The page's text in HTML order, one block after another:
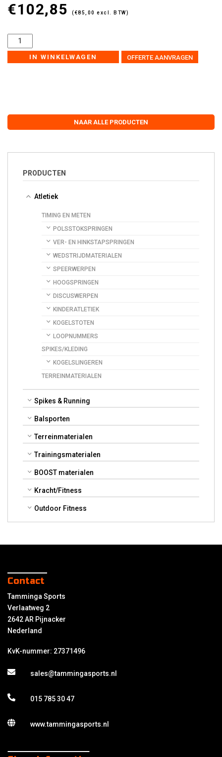
NAAR ALLE PRODUCTEN
PRODUCTEN
Atletiek
TIMING EN METEN
POLSSTOKSPRINGEN
VER- EN HINKSTAPSPRINGEN
WEDSTRIJDMATERIALEN
SPEERWERPEN
HOOGSPRINGEN
DISCUSWERPEN
KINDERATLETIEK
KOGELSTOTEN
LOOPNUMMERS
SPIKES/KLEDING
KOGELSLINGEREN
TERREINMATERIALEN
Spikes & Running
Balsporten
Terreinmaterialen
Trainingsmaterialen
BOOST materialen
Kracht/Fitness
Outdoor Fitness
€102,85 (€85,00 excl. BTW)
IN WINKELWAGEN OFFERTE AANVRAGEN
Contact
Tamminga Sports
Verlaatweg 2
2642 AR Pijnacker
Nederland
KvK-nummer: 27371496
sales@tammingasports.nl
015 785 30 47
www.tammingasports.nl